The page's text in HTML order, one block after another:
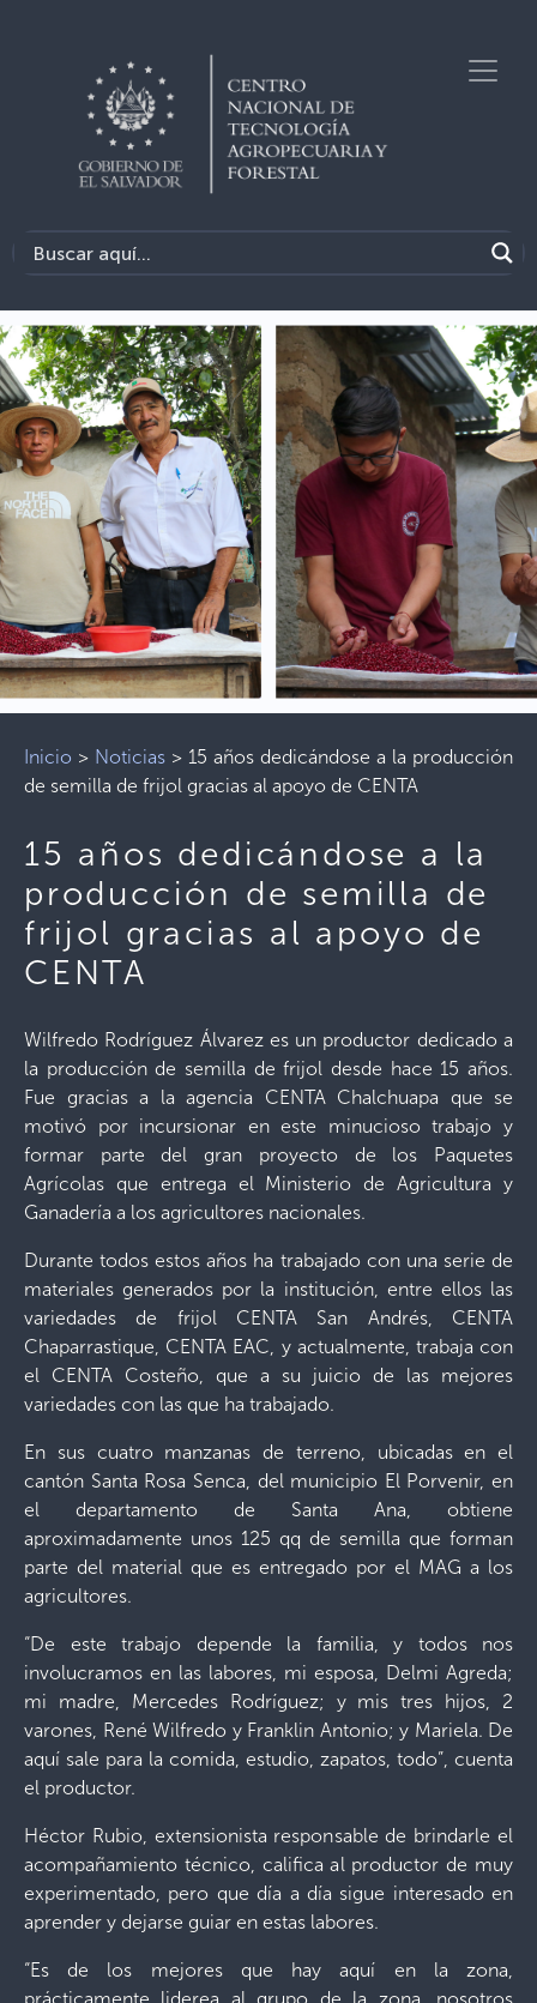
Inicio > Noticias > 15 años dedicándose a la producción
de semilla de frijol gracias al apoyo de CENTA
15 años dedicándose a la
producción de semilla de
frijol gracias al apoyo de
CENTA
Wilfredo Rodríguez Álvarez es un productor dedicado a
la producción de semilla de frijol desde hace 15 años.
Fue gracias a la agencia CENTA Chalchuapa que se
motivó por incursionar en este minucioso trabajo y
formar parte del gran proyecto de los Paquetes
Agrícolas que entrega el Ministerio de Agricultura y
Ganadería a los agricultores nacionales.
Durante todos estos años ha trabajado con una serie de
materiales generados por la institución, entre ellos las
variedades de frijol CENTA San Andrés, CENTA
Chaparrastique, CENTA EAC, y actualmente, trabaja con
el CENTA Costeño, que a su juicio de las mejores
variedades con las que ha trabajado.
En sus cuatro manzanas de terreno, ubicadas en el
cantón Santa Rosa Senca, del municipio El Porvenir, en
el departamento de Santa Ana, obtiene
aproximadamente unos 125 qq de semilla que forman
parte del material que es entregado por el MAG a los
agricultores.
“De este trabajo depende la familia, y todos nos
involucramos en las labores, mi esposa, Delmi Agreda;
mi madre, Mercedes Rodríguez; y mis tres hijos, 2
varones, René Wilfredo y Franklin Antonio; y Mariela. De
aquí sale para la comida, estudio, zapatos, todo”, cuenta
el productor.
Héctor Rubio, extensionista responsable de brindarle el
acompañamiento técnico, califica al productor de muy
experimentado, pero que día a día sigue interesado en
aprender y dejarse guiar en estas labores.
“Es de los mejores que hay aquí en la zona,